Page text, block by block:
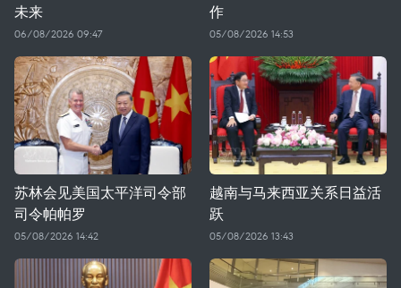
未来
06/08/2026 09:47
作
05/08/2026 14:53
苏林会见美国太平洋司令部
司令帕帕罗
05/08/2026 14:42
越南与马来西亚关系日益活
跃
05/08/2026 13:43